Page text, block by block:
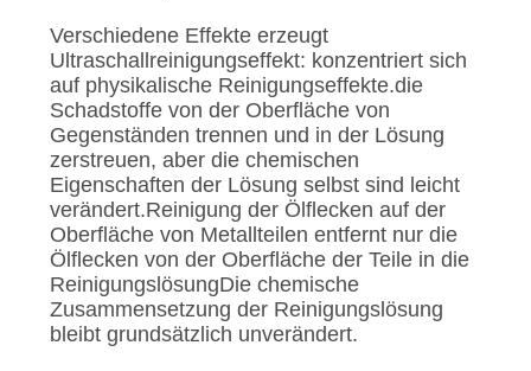
Verschiedene Effekte erzeugt
Ultraschallreinigungseffekt: konzentriert sich
auf physikalische Reinigungseffekte.die
Schadstoffe von der Oberfläche von
Gegenständen trennen und in der Lösung
zerstreuen, aber die chemischen
Eigenschaften der Lösung selbst sind leicht
verändert.Reinigung der Ölflecken auf der
Oberfläche von Metallteilen entfernt nur die
Ölflecken von der Oberfläche der Teile in die
ReinigungslösungDie chemische
Zusammensetzung der Reinigungslösung
bleibt grundsätzlich unverändert.